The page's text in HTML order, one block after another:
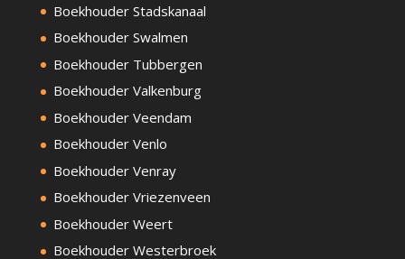
Boekhouder Stadskanaal
Boekhouder Swalmen
Boekhouder Tubbergen
Boekhouder Valkenburg
Boekhouder Veendam
Boekhouder Venlo
Boekhouder Venray
Boekhouder Vriezenveen
Boekhouder Weert
Boekhouder Westerbroek